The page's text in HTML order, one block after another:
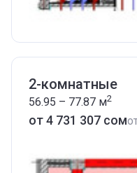
2-комнатные
56.95 – 77.87 м2
от ‍4 731 307 сом